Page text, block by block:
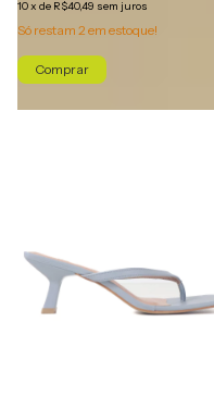
10x de R$40,49 sem juros
Só restam 2 em estoque!
Comprar